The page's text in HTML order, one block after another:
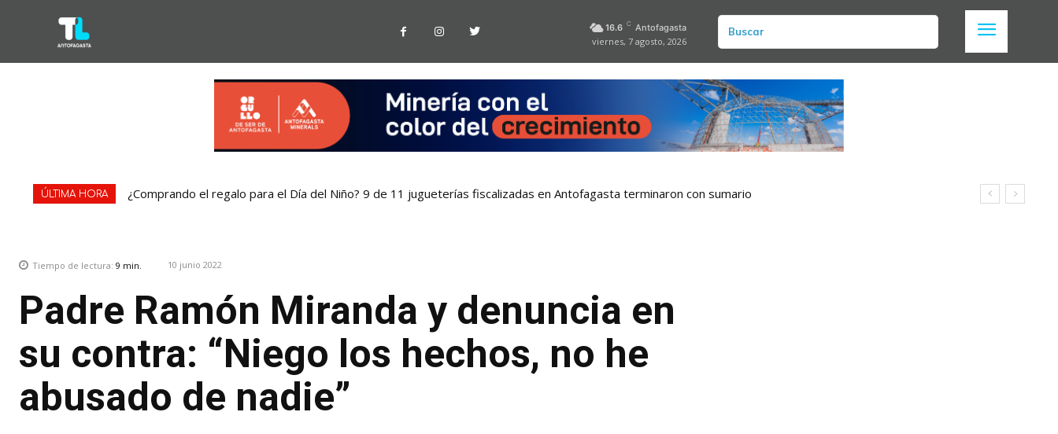
16.6 C Antofagasta
viernes, 7 agosto, 2026
Buscar
ÚLTIMA HORA ¿Comprando el regalo para el Día del Niño? 9 de 11 jugueterías fiscalizadas en Antofagasta terminaron con sumario
Tiempo de lectura: 9 min. 10 junio 2022
Padre Ramón Miranda y denuncia en
su contra: “Niego los hechos, no he
abusado de nadie”